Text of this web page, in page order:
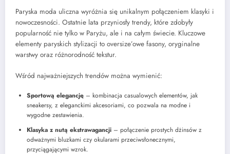
Paryska moda uliczna wyróżnia się unikalnym połączeniem klasyki i
nowoczesności. Ostatnie lata przyniosły trendy, które zdobyły
popularność nie tylko w Paryżu, ale i na całym świecie. Kluczowe
elementy paryskich stylizacji to oversize’owe fasony, oryginalne
warstwy oraz różnorodność tekstur.
Wśród najważniejszych trendów można wymienić:
Sportową elegancję – kombinacja casualowych elementów, jak
sneakersy, z eleganckimi akcesoriami, co pozwala na modne i
wygodne zestawienia.
Klasyka z nutą ekstrawagancji – połączenie prostych dżinsów z
odważnymi bluzkami czy okularami przeciwsłonecznymi,
przyciągającymi wzrok.